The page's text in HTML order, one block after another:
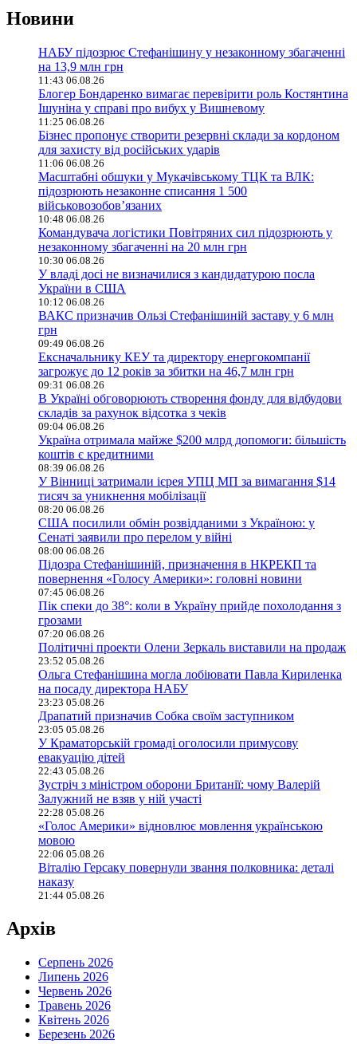
Новини
НАБУ підозрює Стефанішину у незаконному збагаченні
на 13,9 млн грн
11:43 06.08.26
Блогер Бондаренко вимагає перевірити роль Костянтина
Ішуніна у справі про вибух у Вишневому
11:25 06.08.26
Бізнес пропонує створити резервні склади за кордоном
для захисту від російських ударів
11:06 06.08.26
Масштабні обшуки у Мукачівському ТЦК та ВЛК:
підозрюють незаконне списання 1 500
військовозобов’язаних
10:48 06.08.26
Командувача логістики Повітряних сил підозрюють у
незаконному збагаченні на 20 млн грн
10:30 06.08.26
У владі досі не визначилися з кандидатурою посла
України в США
10:12 06.08.26
ВАКС призначив Ользі Стефанішиній заставу у 6 млн
грн
09:49 06.08.26
Ексначальнику КЕУ та директору енергокомпанії
загрожує до 12 років за збитки на 46,7 млн грн
09:31 06.08.26
В Україні обговорюють створення фонду для відбудови
складів за рахунок відсотка з чеків
09:04 06.08.26
Україна отримала майже $200 млрд допомоги: більшість
коштів є кредитними
08:39 06.08.26
У Вінниці затримали ієрея УПЦ МП за вимагання $14
тисяч за уникнення мобілізації
08:20 06.08.26
США посилили обмін розвідданими з Україною: у
Сенаті заявили про перелом у війні
08:00 06.08.26
Підозра Стефанішиній, призначення в НКРЕКП та
повернення «Голосу Америки»: головні новини
07:45 06.08.26
Пік спеки до 38°: коли в Україну прийде похолодання з
грозами
07:20 06.08.26
Політичні проекти Олени Зеркаль виставили на продаж
23:52 05.08.26
Ольга Стефанішина могла лобіювати Павла Кириленка
на посаду директора НАБУ
23:23 05.08.26
Драпатий призначив Собка своїм заступником
23:05 05.08.26
У Краматорській громаді оголосили примусову
евакуацію дітей
22:43 05.08.26
Зустріч з міністром оборони Британії: чому Валерій
Залужний не взяв у ній участі
22:28 05.08.26
«Голос Америки» відновлює мовлення українською
мовою
22:06 05.08.26
Віталію Герсаку повернули звання полковника: деталі
наказу
21:44 05.08.26
Архів
Серпень 2026
Липень 2026
Червень 2026
Травень 2026
Квітень 2026
Березень 2026